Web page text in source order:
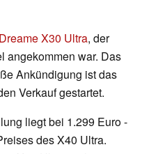
Dreame X30 Ultra, der
angekommen war. Das
Ankündigung ist das
Verkauf gestartet.
liegt bei 1.299 Euro -
des X40 Ultra.